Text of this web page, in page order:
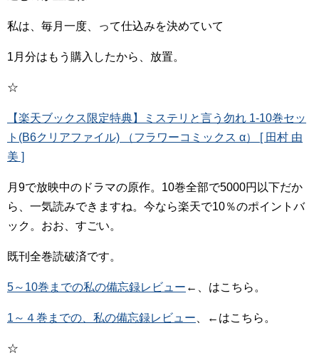
私は、毎月一度、って仕込みを決めていて
1月分はもう購入したから、放置。
☆
【楽天ブックス限定特典】ミステリと言う勿れ 1-10巻セッ
ト(B6クリアファイル) （フラワーコミックス α） [ 田村 由
美 ]
月9で放映中のドラマの原作。10巻全部で5000円以下だか
ら、一気読みできますね。今なら楽天で10％のポイントバ
ック。おお、すごい。
既刊全巻読破済です。
5～10巻までの私の備忘録レビュー ←、はこちら。
1～４巻までの、私の備忘録レビュー 、←はこちら。
☆